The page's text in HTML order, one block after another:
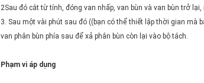
2Sau đó cắt từ tính, đóng van nhấp, van bùn và van bùn trở
3. Sau một vài phút sau đó ((bạn có thể thiết lập thời gian mà
van phân bùn phía sau để xả phân bùn còn lại vào bộ tách.
Phạm vi áp dụng